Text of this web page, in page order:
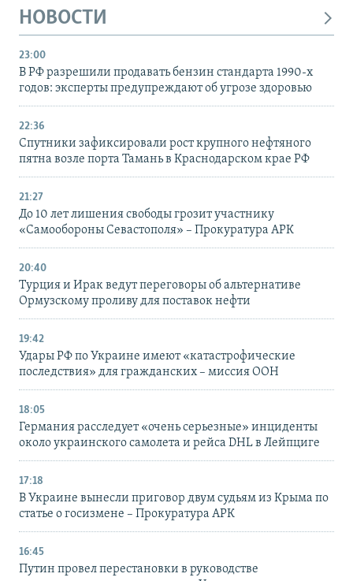
НОВОСТИ
23:00
В РФ разрешили продавать бензин стандарта 1990-х
годов: эксперты предупреждают об угрозе здоровью
22:36
Спутники зафиксировали рост крупного нефтяного
пятна возле порта Тамань в Краснодарском крае РФ
21:27
До 10 лет лишения свободы грозит участнику
«Самообороны Севастополя» – Прокуратура АРК
20:40
Турция и Ирак ведут переговоры об альтернативе
Ормузскому проливу для поставок нефти
19:42
Удары РФ по Украине имеют «катастрофические
последствия» для гражданских – миссия ООН
18:05
Германия расследует «очень серьезные» инциденты
около украинского самолета и рейса DHL в Лейпциге
17:18
В Украине вынесли приговор двум судьям из Крыма по
статье о госизмене – Прокуратура АРК
16:45
Путин провел перестановки в руководстве